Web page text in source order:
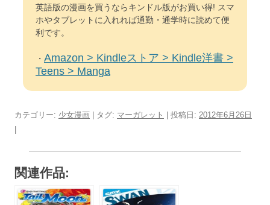
英語版の漫画を買うならキンドル版がお買い得! スマ
ホやタブレットに入れれば通勤・通学時に読めて便
利です。
・ Amazon > Kindleストア > Kindle洋書 >
Teens > Manga
カテゴリー: 少女漫画 | タグ: マーガレット | 投稿日: 2012年6月26日
関連作品: